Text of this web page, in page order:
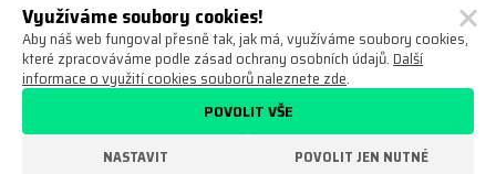
Ochrana osobních údajůObchodní podmínky
Odstoupení od smlouvyO násNastavení cookies
Využíváme soubory cookies!
Aby náš web fungoval přesně tak, jak má, využíváme soubory cookies,
které zpracováváme podle zásad ochrany osobních údajů.Další
informace o využití cookies souborů naleznete zde.
NASTAVIT POVOLIT JEN NUTNÉ
POVOLIT VŠE